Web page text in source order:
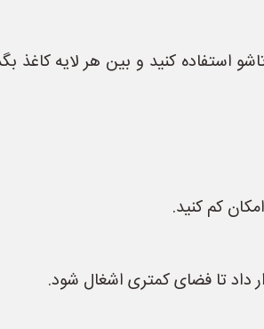
کنید و بین هر لایه کاغذ
کم کنید.
داد تا فضای کمتری اشغال شود.